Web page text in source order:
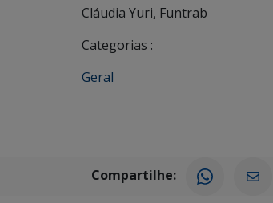
Cláudia Yuri, Funtrab
Categorias :
Geral
Compartilhe: